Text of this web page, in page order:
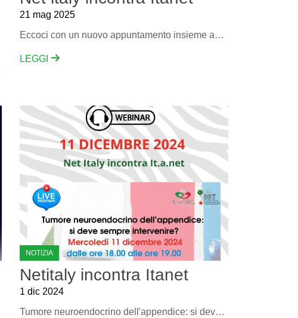
21 mag 2025
Eccoci con un nuovo appuntamento insieme ad Itanet con un webinar dedicato ai Net
LEGGI
NOTIZIA
Netitaly incontra Itanet
1 dic 2024
Tumore neuroendocrino dell'appendice: si deve sempre intervenire?